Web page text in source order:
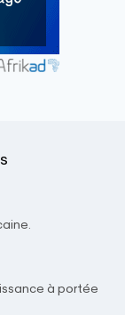
à portée